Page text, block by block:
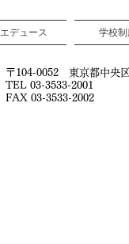
エデュース 学校制
〒104-0052 東京都中央
TEL 03-3533-2001
FAX 03-3533-2002